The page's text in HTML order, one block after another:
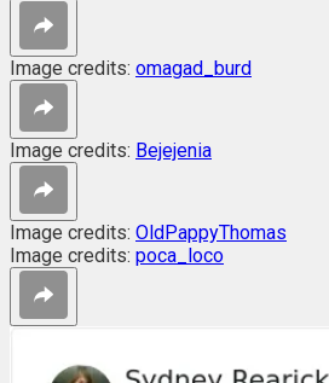
Image credits: omagad_burd
Image credits: Bejejenia
Image credits: OldPappyThomas
Image credits: poca_loco